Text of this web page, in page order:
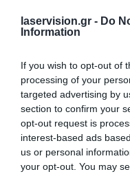
laservision.gr - Do
Information
If you wish to opt-out of
processing of your
targeted advertising by
section to confirm your
opt-out request is
interest-based ads
us or personal
your opt-out. You may
υπαίθριους
υπολογιστεί
παιδιών στην
είναι
ενηλίκων.
5% των
παιδιά τους
ηλίου, ενώ το